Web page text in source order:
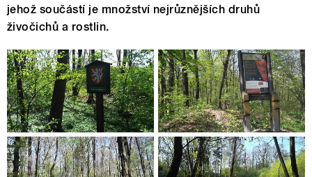
jehož součástí je množství nejrůznějších druhů
živočichů a rostlin.